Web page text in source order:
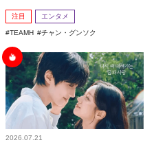
注目 エンタメ
TEAMH チャン・グンソク
2026.07.21